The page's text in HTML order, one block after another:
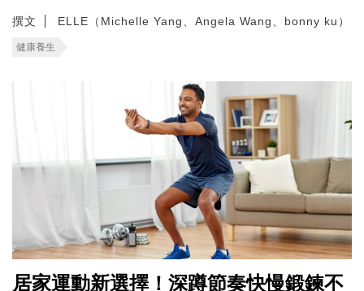
撰文 ELLE（Michelle Yang、Angela Wang、bonny ku）
健康養生
居家運動新選擇！深蹲節奏快慢鍛鍊不